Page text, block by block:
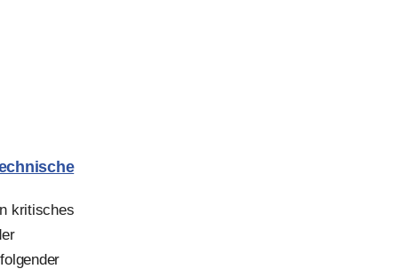
kritisches